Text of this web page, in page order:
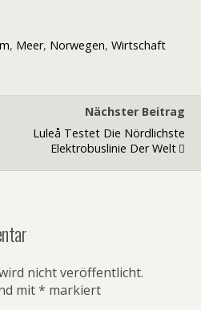
, Meer, Norwegen, Wirtschaft
Nächster Beitrag
Luleå Testet Die Nördlichste
Elektrobuslinie Der Welt
nicht veröffentlicht.
mit* markiert